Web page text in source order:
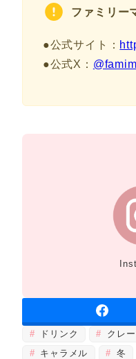
ファミリー
●公式サイト：
●公式X：
ドリンク クレ
キャラメル
冬